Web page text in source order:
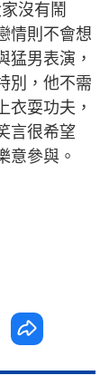
沒有鬧
情則不會想
猛男表演，
別，他不需
衣耍功夫，
言很希望
意參與。